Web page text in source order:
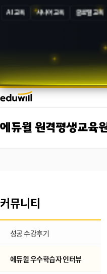
AI 교육 시니어 교육 글로벌 교육
에듀윌 원격평생교육
커뮤니티
성공 수강후기
에듀윌 우수학습자 인터뷰